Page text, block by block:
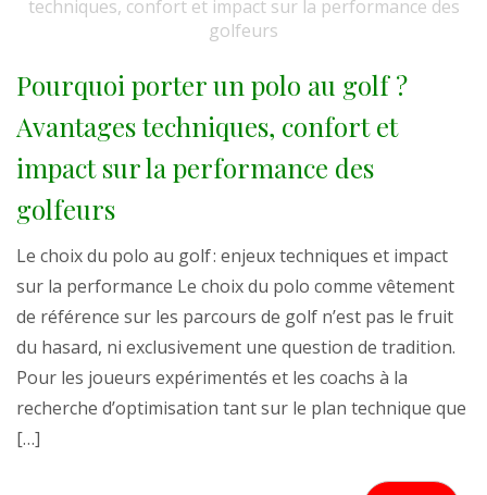
Pourquoi porter un polo au golf ?
Avantages techniques, confort et
impact sur la performance des
golfeurs
Le choix du polo au golf : enjeux techniques et impact
sur la performance Le choix du polo comme vêtement
de référence sur les parcours de golf n’est pas le fruit
du hasard, ni exclusivement une question de tradition.
Pour les joueurs expérimentés et les coachs à la
recherche d’optimisation tant sur le plan technique que
[…]